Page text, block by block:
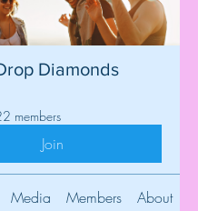
Diamonds
members
Join
Media Members About